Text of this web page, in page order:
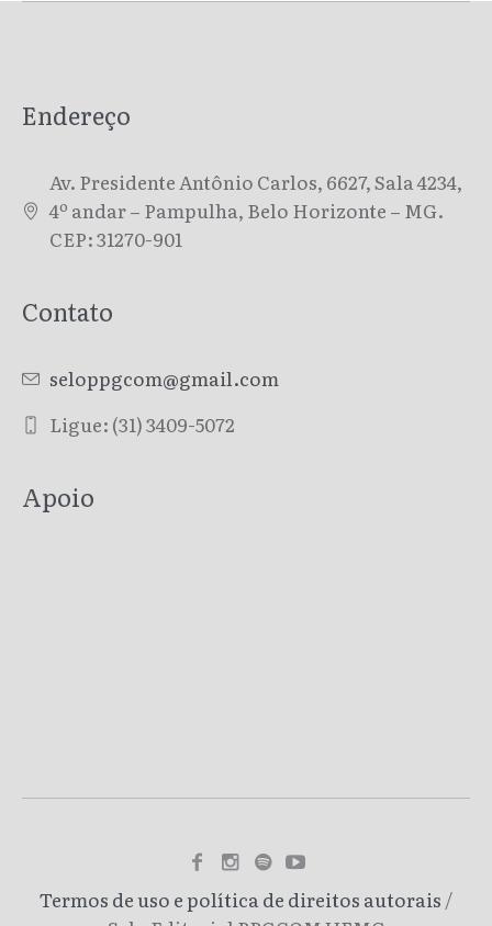
Endereço
Av. Presidente Antônio Carlos, 6627, Sala 4234,
4º andar – Pampulha, Belo Horizonte – MG.
CEP: 31270-901
Contato
seloppgcom@gmail.com
Ligue: (31) 3409-5072
Apoio
Termos de uso e política de direitos autorais /